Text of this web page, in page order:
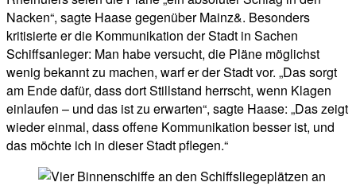
Nacken“, sagte Haase gegenüber Mainz&. Besonders
kritisierte er die Kommunikation der Stadt in Sachen
Schiffsanleger: Man habe versucht, die Pläne möglichst
wenig bekannt zu machen, warf er der Stadt vor. „Das sorgt
am Ende dafür, dass dort Stillstand herrscht, wenn Klagen
einlaufen – und das ist zu erwarten“, sagte Haase: „Das zeigt
wieder einmal, dass offene Kommunikation besser ist, und
das möchte ich in dieser Stadt pflegen.“